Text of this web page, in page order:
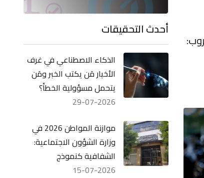
أحدث التحقيقات
الذكاء الاصطناعي في غرف
الأخبار مَن يكتب الخبر ومَن
يتحمل مسؤولية الخطأ؟
29-07-2026
موازنة المواطن 2026 في
وزارة الشؤون الاجتماعية:
الشفافية كنموذج
15-07-2026